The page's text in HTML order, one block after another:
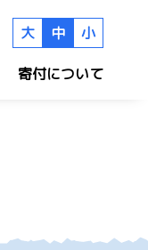
大 中 小
寄付について